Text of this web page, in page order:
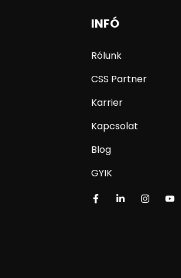
INFÓ
Rólunk
CSS Partner
Karrier
Kapcsolat
Blog
GYIK